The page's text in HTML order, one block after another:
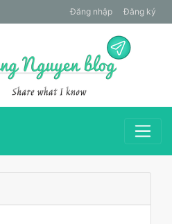
Đăng nhập Đăng ký